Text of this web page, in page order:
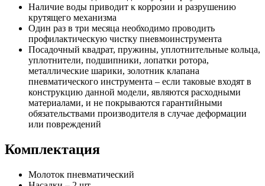
Наличие воды приводит к коррозии и разрушению
крутящего механизма
Один раз в три месяца необходимо проводить
профилактическую чистку пневмоинструмента
Посадочный квадрат, пружины, уплотнительные кольца,
уплотнители, подшипники, лопатки ротора,
металлические шарики, золотник клапана
пневматического инструмента – если таковые входят в
конструкцию данной модели, являются расходными
материалами, и не покрываются гарантийными
обязательствами производителя в случае деформации
или повреждений
Комплектация
Молоток пневматический